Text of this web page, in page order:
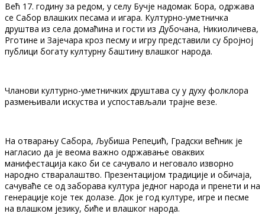
Већ 17. годину за редом, у селу Бучје надомак Бора, одржaва
се Сабор влашких песама и игара. Културно-уметничка
друштва из села домаћина и гости из Дубочана, Никиоличева,
Рготине и Зајечара кроз песму и игру представили су бројној
публици богату културну баштину влашког народа.
Чланови културно-уметничких друштава су у духу фолклора
размењивали искуства и успостављали трајне везе.
На отварању Сабора, Љубиша Репеџић, Градски већник је
нагласио да је веома важно одржавање оваквих
манифестација како би се сачувало и неговало изворно
народно стваралаштво. Презентацијом традиције и обичаја,
сачуваће се од заборава култура једног народа и пренети и на
генерације које тек долазе. Док је год културе, игре и песме
на влашком језику, биће и влашког народа.